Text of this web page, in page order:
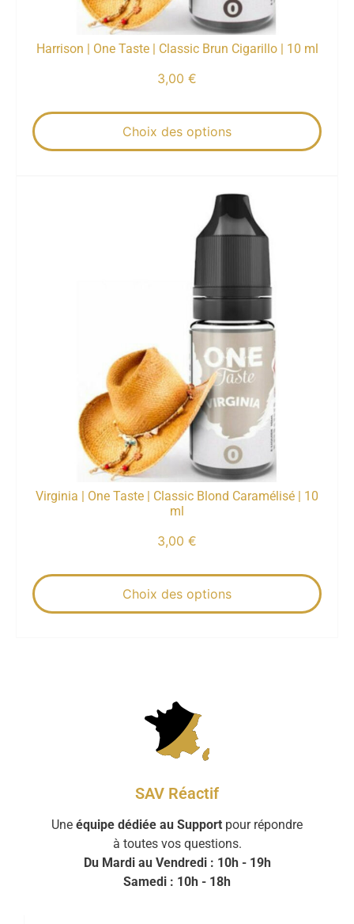
Harrison | One Taste | Classic Brun Cigarillo | 10 ml
3,00 €
Choix des options
Virginia | One Taste | Classic Blond Caramélisé | 10
ml
3,00 €
Choix des options
SAV Réactif
Une équipe dédiée au Support pour répondre
à toutes vos questions.
Du Mardi au Vendredi : 10h - 19h
Samedi : 10h - 18h